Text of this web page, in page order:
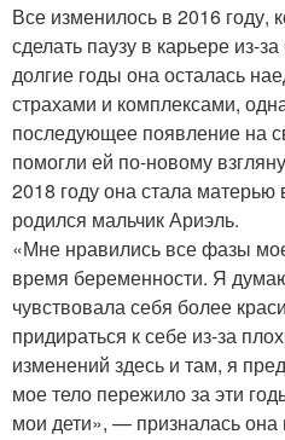
Все изменилось в 2016 году,
сделать паузу в карьере из-
долгие годы она осталась
страхами и комплексами,
последующее появление на
помогли ей по-новому
2018 году она стала
родился мальчик Ариэль.
«Мне нравились все фазы
время беременности. Я
чувствовала себя более
придираться к себе из-за
изменений здесь и там, я
мое тело пережило за эти
мои дети», — призналась она